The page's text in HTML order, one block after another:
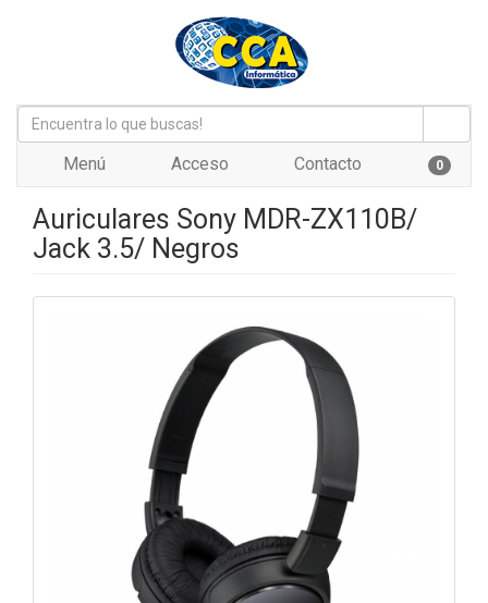
Menú Acceso Contacto 0
Auriculares Sony MDR-ZX110B/
Jack 3.5/ Negros